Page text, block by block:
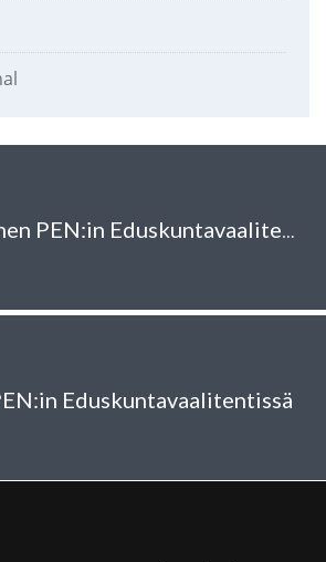
Keskusta Suomen PEN:in Eduskuntavaalitentissä
Eduskuntavaalitentissä